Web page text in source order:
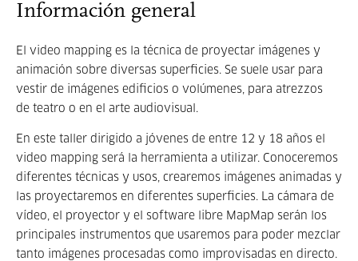
Información general
El video mapping es la técnica de proyectar imágenes y
animación sobre diversas superficies. Se suele usar para
vestir de imágenes edificios o volúmenes, para atrezzos
de teatro o en el arte audiovisual.
En este taller dirigido a jóvenes de entre 12 y 18 años el
video mapping será la herramienta a utilizar. Conoceremos
diferentes técnicas y usos, crearemos imágenes animadas y
las proyectaremos en diferentes superficies. La cámara de
vídeo, el proyector y el software libre MapMap serán los
principales instrumentos que usaremos para poder mezclar
tanto imágenes procesadas como improvisadas en directo.